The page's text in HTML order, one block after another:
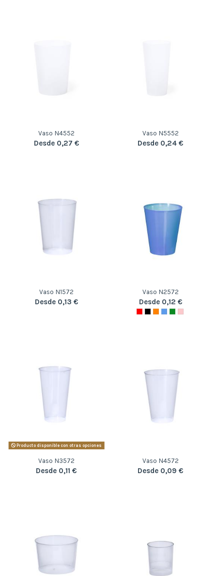
Vaso N4552
Desde 0,27 €
Vaso N5552
Desde 0,24 €
Vaso N1572
Desde 0,13 €
Vaso N2572
Desde 0,12 €
Producto disponible con otras opciones
Vaso N3572
Desde 0,11 €
Vaso N4572
Desde 0,09 €